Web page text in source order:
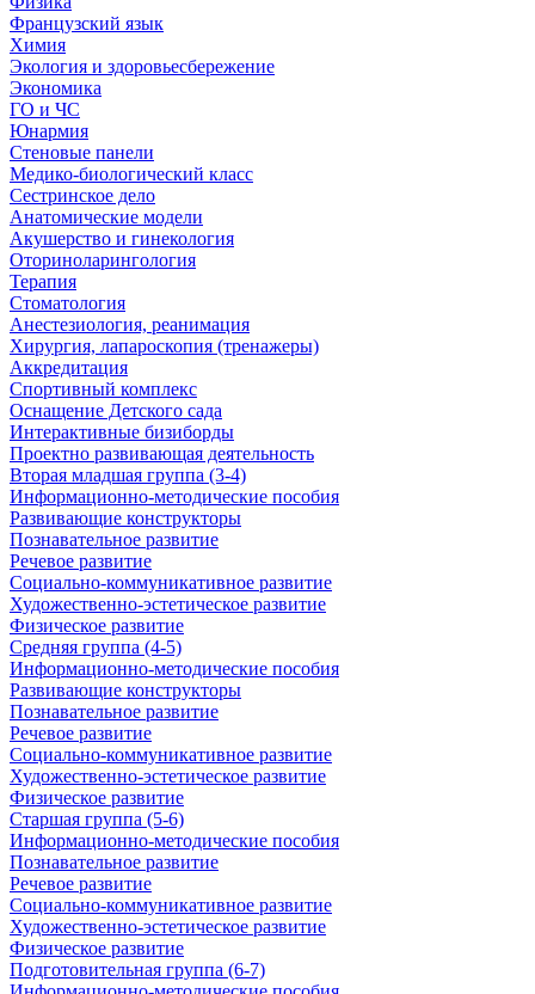
Французский язык
Химия
Экология и здоровьесбережение
Экономика
ГО и ЧС
Юнармия
Стеновые панели
Медико-биологический класс
Сестринское дело
Анатомические модели
Акушерство и гинекология
Оториноларингология
Терапия
Стоматология
Анестезиология, реанимация
Хирургия, лапароскопия (тренажеры)
Аккредитация
Спортивный комплекс
Оснащение Детского сада
Интерактивные бизиборды
Проектно развивающая деятельность
Вторая младшая группа (3-4)
Информационно-методические пособия
Развивающие конструкторы
Познавательное развитие
Речевое развитие
Социально-коммуникативное развитие
Художественно-эстетическое развитие
Физическое развитие
Средняя группа (4-5)
Информационно-методические пособия
Развивающие конструкторы
Познавательное развитие
Речевое развитие
Социально-коммуникативное развитие
Художественно-эстетическое развитие
Физическое развитие
Старшая группа (5-6)
Информационно-методические пособия
Познавательное развитие
Речевое развитие
Социально-коммуникативное развитие
Художественно-эстетическое развитие
Физическое развитие
Подготовительная группа (6-7)